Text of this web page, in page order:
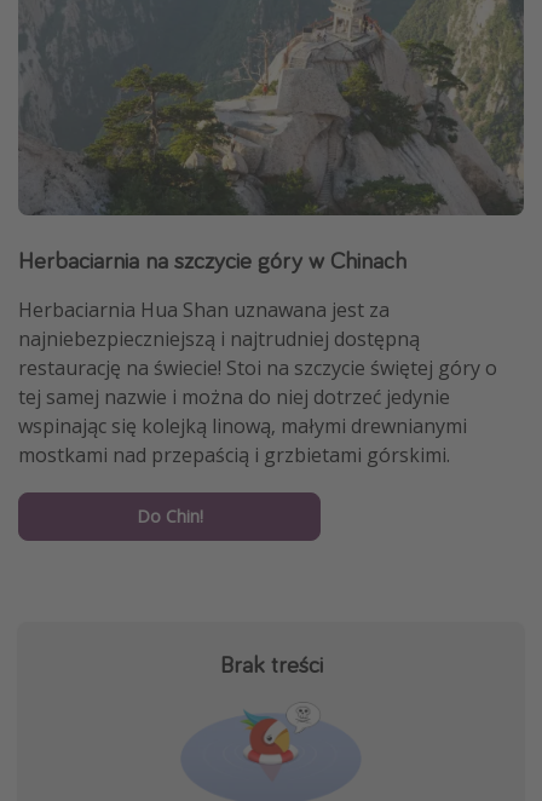
Herbaciarnia na szczycie góry w Chinach
Herbaciarnia Hua Shan uznawana jest za
najniebezpieczniejszą i najtrudniej dostępną
restaurację na świecie! Stoi na szczycie świętej góry o
tej samej nazwie i można do niej dotrzeć jedynie
wspinając się kolejką linową, małymi drewnianymi
mostkami nad przepaścią i grzbietami górskimi.
Do Chin!
Brak treści